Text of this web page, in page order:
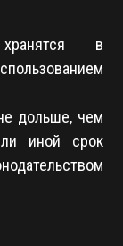
в
дольше, чем
иной срок